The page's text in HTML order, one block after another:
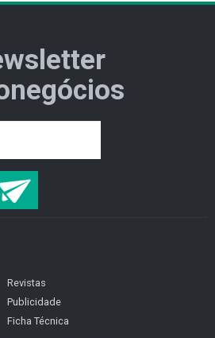
Revistas
Publicidade
Ficha Técnica